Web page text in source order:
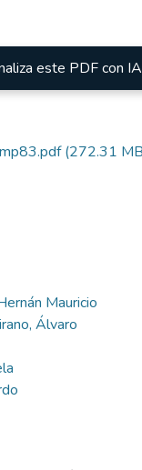
este PDF con IA
(272.31
Mauricio
Álvaro